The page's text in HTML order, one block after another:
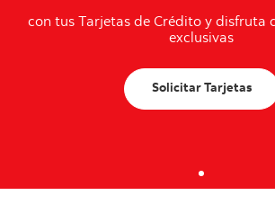
con tus Tarjetas de Crédito y disfruta
exclusivas
Solicitar Tarjetas